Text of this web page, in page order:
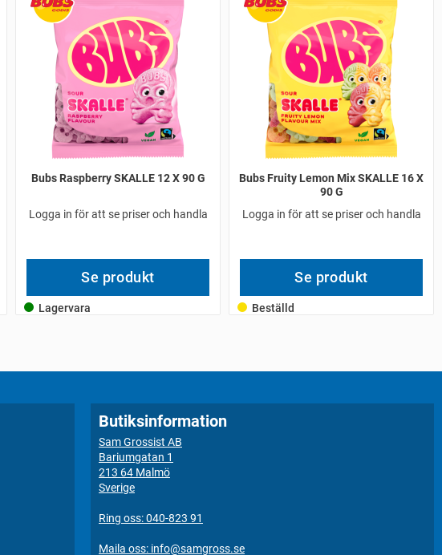
Bubs Raspberry SKALLE 12 X 90 G
Logga in för att se priser och handla
Se produkt
Lagervara
Bubs Fruity Lemon Mix SKALLE 16 X
90 G
Logga in för att se priser och handla
Se produkt
Beställd
Butiksinformation
Sam Grossist AB
Bariumgatan 1
213 64 Malmö
Sverige
Ring oss: 040-823 91
Maila oss: info@samgross.se